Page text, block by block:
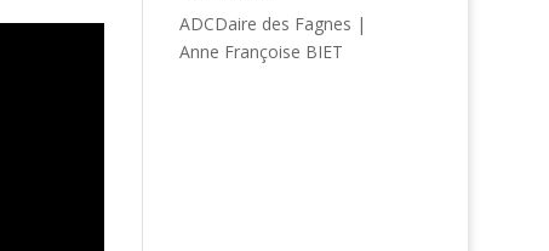
ADCDaire des Fagnes |
Anne Françoise BIET